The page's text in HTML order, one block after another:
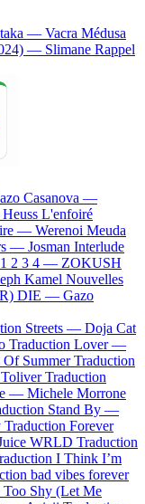
— Vacra Médusa
— Slimane Rappel
Casanova —
Heuss L'enfoiré
— Werenoi Meuda
— Josman Interlude
1 2 3 4 — ZOKUSH
Kamel Nouvelles
DIE — Gazo
Streets — Doja Cat
Traduction Lover —
Of Summer Traduction
Traduction
— Michele Morrone
Stand By —
Traduction Forever
WRLD Traduction
I Think I’m
bad vibes forever
Shy (Let Me